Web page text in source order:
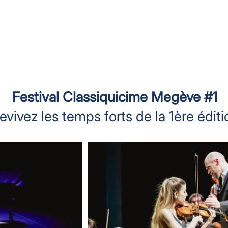
Festival Classiquicime Megève #1
les temps forts de la 1ère